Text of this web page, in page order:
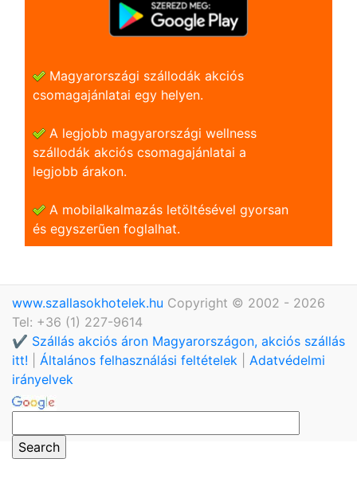
Magyarországi szállodák akciós
csomagajánlatai egy helyen.
A legjobb magyarországi wellness
szállodák akciós csomagajánlatai a
legjobb árakon.
A mobilalkalmazás letöltésével gyorsan
és egyszerũen foglalhat.
www.szallasokhotelek.hu Copyright © 2002 - 2026
Tel: +36 (1) 227-9614
✔️ Szállás akciós áron Magyarországon, akciós szállás
itt!
Általános felhasználási feltételek
Adatvédelmi
irányelvek